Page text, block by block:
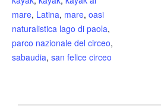
mare, Latina, mare, oasi
naturalistica lago di paola,
parco nazionale del circeo,
sabaudia, san felice circeo